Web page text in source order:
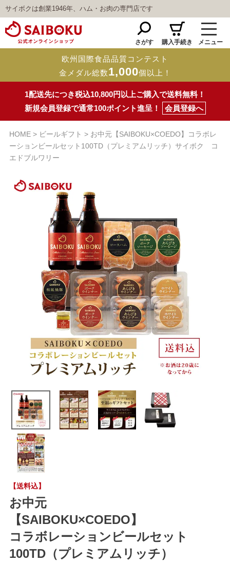
サイボクは創業1946年、ハム・お肉の専門店です
さがす 購入手続き メニュー
欧州国際食品品質コンテスト
金メダル総数1,000個以上！
1配送先につき税込10,800円以上ご購入で送料無料！
新規会員登録で通常100ポイント進呈！
会員登録へ
HOME ビールギフト
お中元【SAIBOKU×COEDO】コラボレ
ーションビールセット100TD（プレミアムリッチ）サイボク コ
エドブルワリー
【送料込】
お中元
【SAIBOKU×COEDO】
コラボレーションビールセット
100TD（プレミアムリッチ）